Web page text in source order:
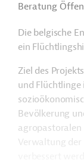
Beratung
Die belgische
ein
Ziel des
und Flüchtlinge
Bevölkerung
agropastoralen
Verwaltung